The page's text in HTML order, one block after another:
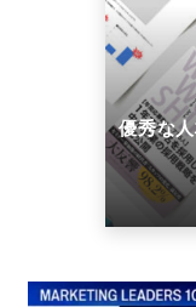
優秀な